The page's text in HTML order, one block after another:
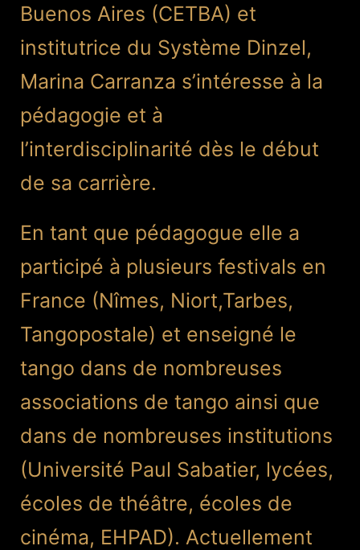
Buenos Aires (CETBA) et
institutrice du Système Dinzel,
Marina Carranza s’intéresse à la
pédagogie et à
l’interdisciplinarité dès le début
de sa carrière.
En tant que pédagogue elle a
participé à plusieurs festivals en
France (Nîmes, Niort,Tarbes,
Tangopostale) et enseigné le
tango dans de nombreuses
associations de tango ainsi que
dans de nombreuses institutions
(Université Paul Sabatier, lycées,
écoles de théâtre, écoles de
cinéma, EHPAD). Actuellement